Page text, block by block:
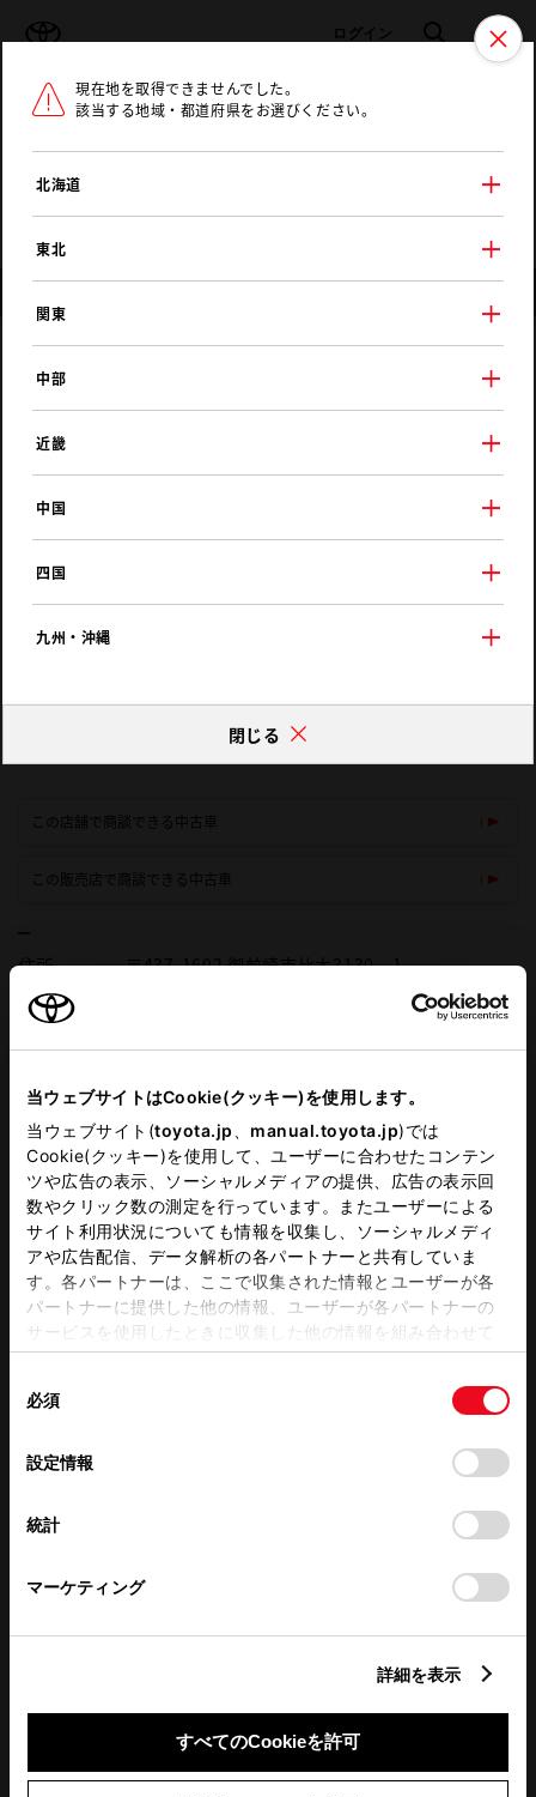
当ウェブサイトはCookie(クッキー)を使用します。
当ウェブサイト(toyota.jp manual.toyota.jp)では
Cookie(クッキー)を使用して、ユーザーに合わせたコンテン
ツや広告の表示、ソーシャルメディアの提供、広告の表示回
数やクリック数の測定を行っています。またユーザーによる
サイト利用状況についても情報を収集し、ソーシャルメディ
アや広告配信、データ解析の各パートナーと共有していま
す。各パートナーは、ここで収集された情報とユーザーが各
パートナーに提供した他の情報、ユーザーが各パートナーの
サービスを使用したときに収集した他の情報を組み合わせて
使用することがあります。当ウェブサイトの使用を続行する
デバイスにすべてのCookie(クッキー)が保存されることに同
意したことになります。Cookie(クッキー)のオプトアウト、
設定の変更、同意を撤回したりするにあたっては、当社の
「Cookie（クッキー）情報の取り扱いについて
」をご覧くだ
必須
設定情報
統計
マーケティング
詳細を表示
すべてのCookieを許可
ログイン 検索 メニュ
ラインアップ オーナーサポート
現在地を取得できませんでした。
該当する地域・都道府県をお選びください。
北海道
東北
関東
中部
近畿
中国
四国
九州・沖縄
閉じる
トヨタ認定中古車 メニュー
トヨタユナイテッド静岡
そらいろショールーム
この店舗で商談できる中古車
この販売店で商談できる中古車
住所 〒437-1602 御前崎市比木3130－1
地図
電話
電話番号
0537-85-7210
営業時間 09:30～18:00
定休日
定休日は営業カレンダーをご確認ください。 ※サ
ービス受付は17：30までとなります
※営業時間は状況に応じ変更する場合がございます
この販売店のウェブサイトはこちら
店舗の地図